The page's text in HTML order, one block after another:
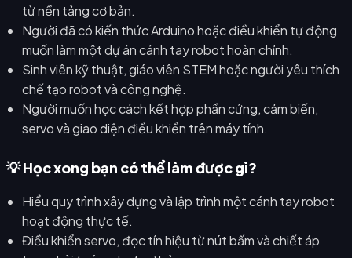
từ nền tảng cơ bản.
Người đã có kiến thức Arduino hoặc điều khiển tự động
muốn làm một dự án cánh tay robot hoàn chỉnh.
Sinh viên kỹ thuật, giáo viên STEM hoặc người yêu thích
chế tạo robot và công nghệ.
Người muốn học cách kết hợp phần cứng, cảm biến,
servo và giao diện điều khiển trên máy tính.
💡 Học xong bạn có thể làm được gì?
Hiểu quy trình xây dựng và lập trình một cánh tay robot
hoạt động thực tế.
Điều khiển servo, đọc tín hiệu từ nút bấm và chiết áp